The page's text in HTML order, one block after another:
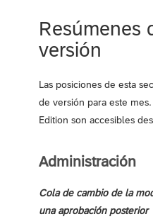
Resúmenes
versión
Las posiciones de esta
de versión para este
Edition son accesibles
Administración
Cola de cambio de la
una aprobación posterior